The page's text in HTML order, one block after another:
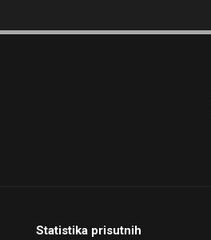
Statistika prisutnih